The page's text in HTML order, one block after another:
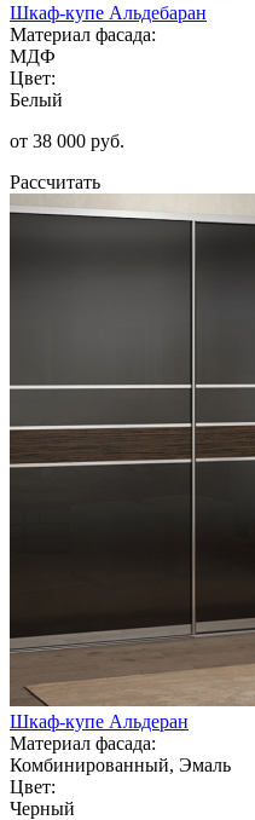
Шкаф-купе Альдебаран
Материал фасада:
МДФ
Цвет:
Белый
от 38 000 руб.
Рассчитать
Шкаф-купе Альдеран
Материал фасада:
Комбинированный, Эмаль
Цвет:
Черный